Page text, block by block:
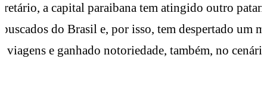
a capital paraibana tem atingido outro
do Brasil e, por isso, tem despertado um
viagens e ganhado notoriedade, também, no